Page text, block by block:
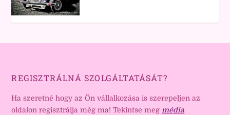
REGISZTRÁLNÁ SZOLGÁLTATÁSÁT?
Ha szeretné hogy az Ön vállalkozása is szerepeljen az
oldalon regisztrálja még ma! Tekintse megmédia